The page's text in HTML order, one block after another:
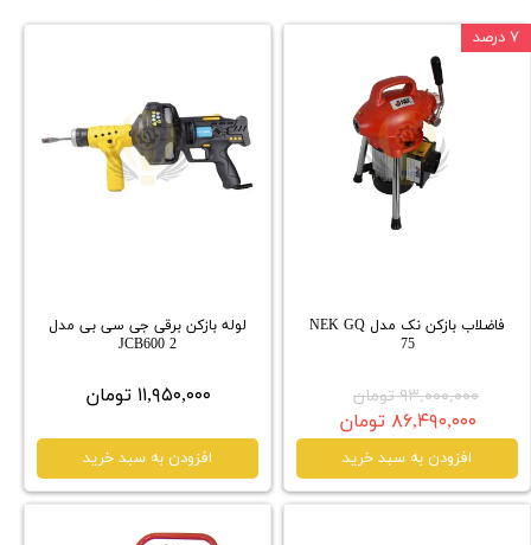
فاضلاب بازکن نک مدل NEK GQ
75
۹۳,۰۰۰,۰۰۰ تومان
۸۶,۴۹۰,۰۰۰ تومان
افزودن به سبد خرید
۷ درصد
لوله بازکن برقی جی سی بی مدل
JCB600 2
۱۱,۹۵۰,۰۰۰ تومان
افزودن به سبد خرید